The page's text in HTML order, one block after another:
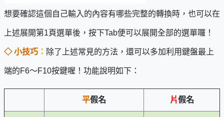
想要確認這個自己輸入的內容有哪些完整的轉換時，也可以在
上述展開第1頁選單後，按下Tab便可以展開全部的選單囉！
◇ 小技巧 ： 除了上述常見的方法，還可以多加利用鍵盤最上
端的F6～F10按鍵喔！功能說明如下：
平假名 片假名